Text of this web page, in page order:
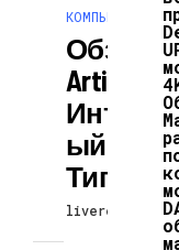
КОМПЬЮТЕРЫ И
Обзор
Artist:
Ый Фен
Типов
livereaction